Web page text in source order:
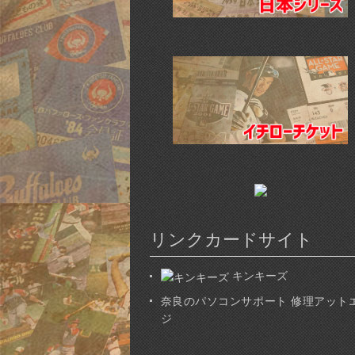
リンクカードサイト
キンキーズ
奈良のパソコンサポート 修理アット
ジ